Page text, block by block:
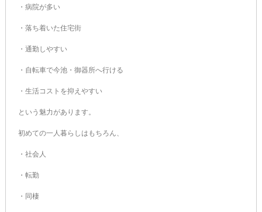
・病院が多い
・落ち着いた住宅街
・通勤しやすい
・自転車で今池・御器所へ行ける
・生活コストを抑えやすい
という魅力があります。
初めての一人暮らしはもちろん、
・社会人
・転勤
・同棲